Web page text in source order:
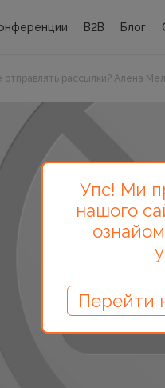
B2B Блог
рассылки? Алена
Упс! Ми
нашого
Перейти